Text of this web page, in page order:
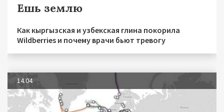
Ешь землю
Как кыргызская и узбекская глина покорила
Wildberries и почему врачи бьют тревогу
14.04